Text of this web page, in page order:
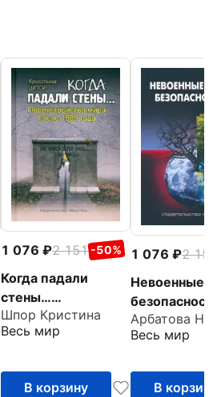
1 076 2 151 -50%
Когда падали
стены…
Переустройство
мира после 1989
Шпор Кристина
Весь мир
В корзину
1 076
2 151
Невоенные
Весь мир
В корзину